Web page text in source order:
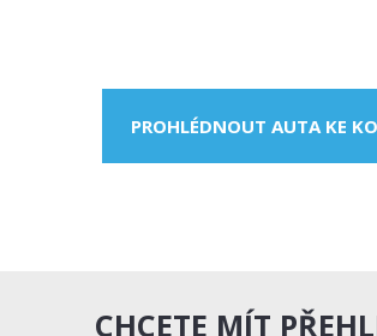
PROHLÉDNOUT AUTA KE
CHCETE MÍT